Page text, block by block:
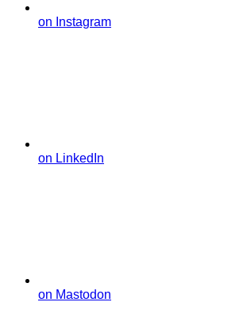
on Instagram
on LinkedIn
on Mastodon